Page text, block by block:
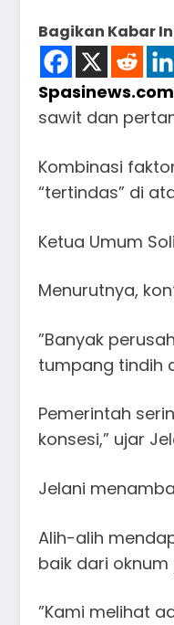
Bagikan Kabar
Spasinews.com
sawit dan
Kombinasi
“tertindas” di
​Ketua Umum
Menurutnya,
​”Banyak
tumpang tindih
Pemerintah
konsesi,” ujar
​Jelani
Alih-alih
baik dari
​”Kami melihat